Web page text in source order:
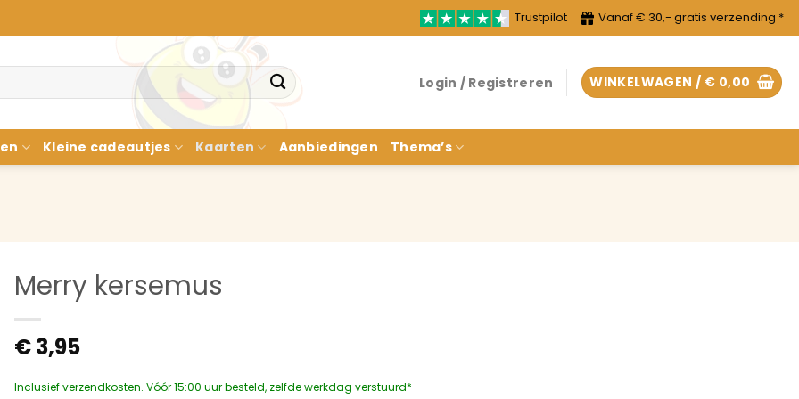
Trustpilot Vanaf € 30,- gratis verzending *
Login / Registreren WINKELWAGEN / € 0,00
Kleine cadeautjes Kaarten Aanbiedingen Thema’s
Merry kersemus
€3,95
Inclusief verzendkosten. Vóór 15:00 uur besteld, zelfde werkdag verstuurd*